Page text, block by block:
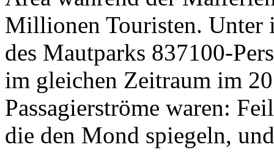
Millionen Touristen. Unter
des Mautparks 837100-
im gleichen Zeitraum im
Passagierströme waren:
die den Mond spiegeln,